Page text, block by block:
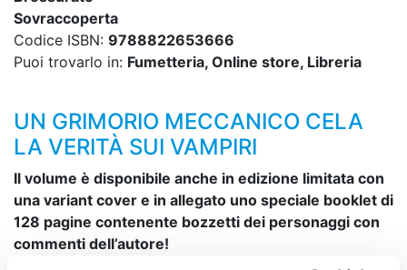
Sovraccoperta
Codice ISBN: 9788822653666
Puoi trovarlo in: Fumetteria, Online store, Libreria
UN GRIMORIO MECCANICO CELA
LA VERITÀ SUI VAMPIRI
Il volume è disponibile anche in edizione limitata con
una variant cover e in allegato uno speciale booklet di
128 pagine contenente bozzetti dei personaggi con
commenti dell’autore!